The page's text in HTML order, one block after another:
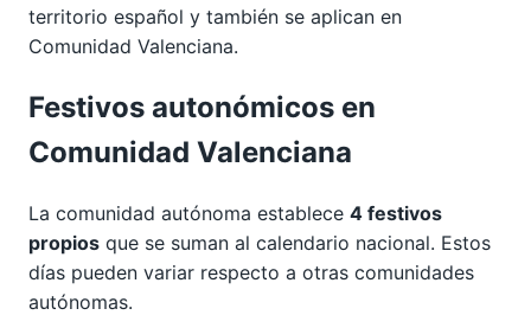
territorio español y también se aplican en
Comunidad Valenciana.
Festivos autonómicos en
Comunidad Valenciana
La comunidad autónoma establece 4 festivos
propios que se suman al calendario nacional. Estos
días pueden variar respecto a otras comunidades
autónomas.